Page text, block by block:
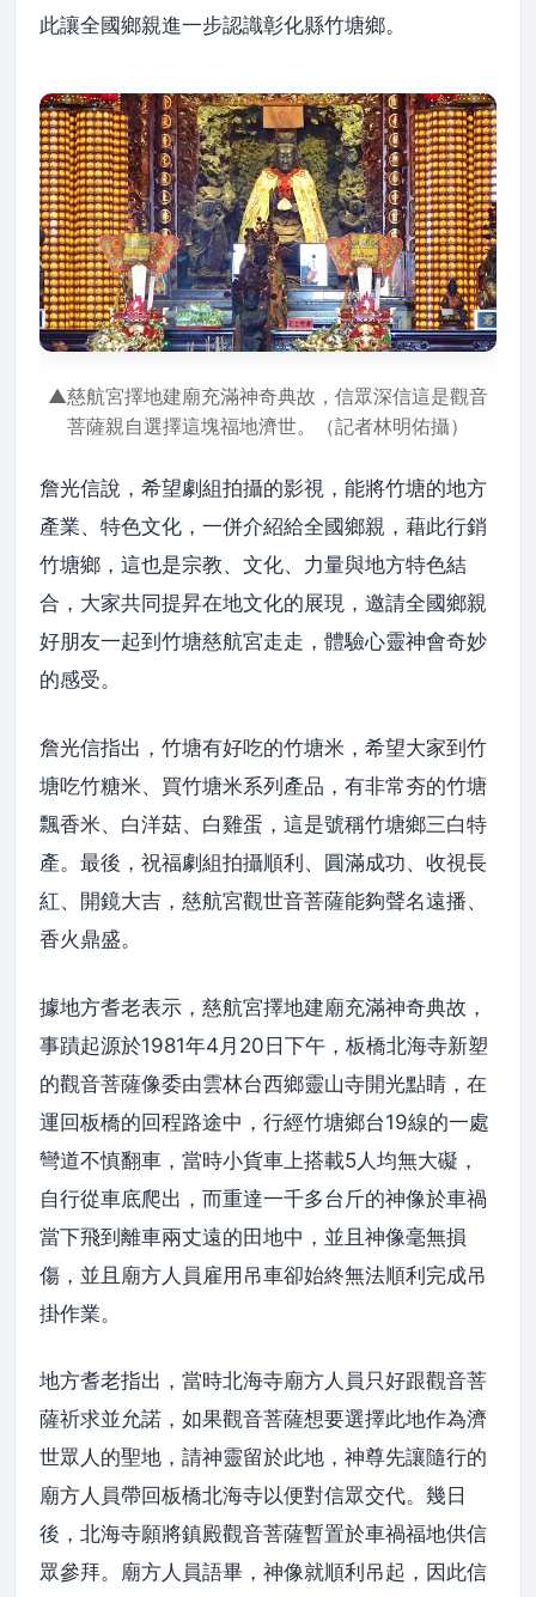
此讓全國鄉親進一步認識彰化縣竹塘鄉。
▲慈航宮擇地建廟充滿神奇典故，信眾深信這是觀音
菩薩親自選擇這塊福地濟世。（記者林明佑攝）
詹光信說，希望劇組拍攝的影視，能將竹塘的地方
產業、特色文化，一併介紹給全國鄉親，藉此行銷
竹塘鄉，這也是宗教、文化、力量與地方特色結
合，大家共同提昇在地文化的展現，邀請全國鄉親
好朋友一起到竹塘慈航宮走走，體驗心靈神會奇妙
的感受。
詹光信指出，竹塘有好吃的竹塘米，希望大家到竹
塘吃竹糖米、買竹塘米系列產品，有非常夯的竹塘
飄香米、白洋菇、白雞蛋，這是號稱竹塘鄉三白特
產。最後，祝福劇組拍攝順利、圓滿成功、收視長
紅、開鏡大吉，慈航宮觀世音菩薩能夠聲名遠播、
香火鼎盛。
據地方耆老表示，慈航宮擇地建廟充滿神奇典故，
事蹟起源於1981年4月20日下午，板橋北海寺新塑
的觀音菩薩像委由雲林台西鄉靈山寺開光點睛，在
運回板橋的回程路途中，行經竹塘鄉台19線的一處
彎道不慎翻車，當時小貨車上搭載5人均無大礙，
自行從車底爬出，而重達一千多台斤的神像於車禍
當下飛到離車兩丈遠的田地中，並且神像毫無損
傷，並且廟方人員雇用吊車卻始終無法順利完成吊
掛作業。
地方耆老指出，當時北海寺廟方人員只好跟觀音菩
薩祈求並允諾，如果觀音菩薩想要選擇此地作為濟
世眾人的聖地，請神靈留於此地，神尊先讓隨行的
廟方人員帶回板橋北海寺以便對信眾交代。幾日
後，北海寺願將鎮殿觀音菩薩暫置於車禍福地供信
眾參拜。廟方人員語畢，神像就順利吊起，因此信